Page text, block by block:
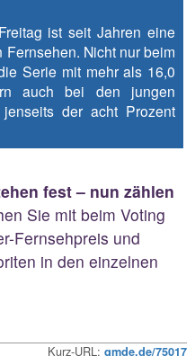
ist seit Jahren eine
Nicht nur beim
Serie mit mehr als 16,0
auch bei den jungen
der acht Prozent
fest – nun zählen
Sie mit beim Voting
Fernsehpreis und
in den einzelnen
Kurz-URL: qmde.de/75017